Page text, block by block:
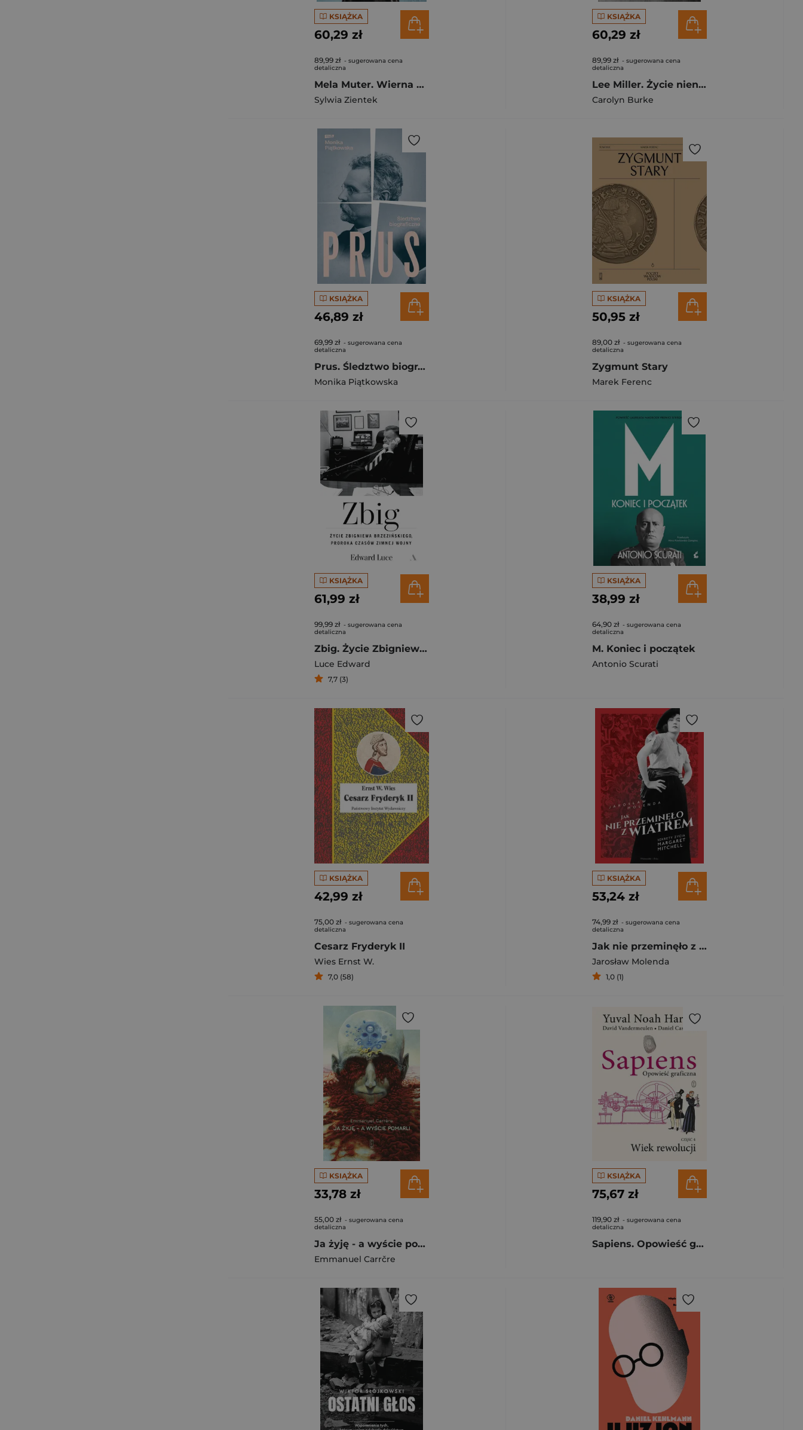
KSIĄŻKA
60,29 zł
89,99 zł - sugerowana cena
detaliczna
Mela Muter. Wierna sobie
Sylwia Zientek
KSIĄŻKA
60,29 zł
89,99 zł - sugerowana cena
detaliczna
Lee Miller. Życie nienasycone
Carolyn Burke
KSIĄŻKA
46,89 zł
69,99 zł - sugerowana cena
detaliczna
Prus. Śledztwo biograficzne (2026)
Monika Piątkowska
KSIĄŻKA
50,95 zł
89,00 zł - sugerowana cena
detaliczna
Zygmunt Stary
Marek Ferenc
KSIĄŻKA
61,99 zł
99,99 zł - sugerowana cena
detaliczna
Zbig. Życie Zbigniewa Brzezińskiego proroka czasów zimnej wojny
Luce Edward
7,7 (3)
KSIĄŻKA
38,99 zł
64,90 zł - sugerowana cena
detaliczna
M. Koniec i początek
Antonio Scurati
KSIĄŻKA
42,99 zł
75,00 zł - sugerowana cena
detaliczna
Cesarz Fryderyk II
Wies Ernst W.
7,0 (58)
KSIĄŻKA
53,24 zł
74,99 zł - sugerowana cena
detaliczna
Jak nie przeminęło z wiatrem. Sekrety życia Margaret Mitchell
Jarosław Molenda
1,0 (1)
KSIĄŻKA
33,78 zł
55,00 zł - sugerowana cena
detaliczna
Ja żyję - a wyście pomarli
Emmanuel Carrčre
KSIĄŻKA
75,67 zł
119,90 zł - sugerowana cena
detaliczna
Sapiens. Opowieść graficzna